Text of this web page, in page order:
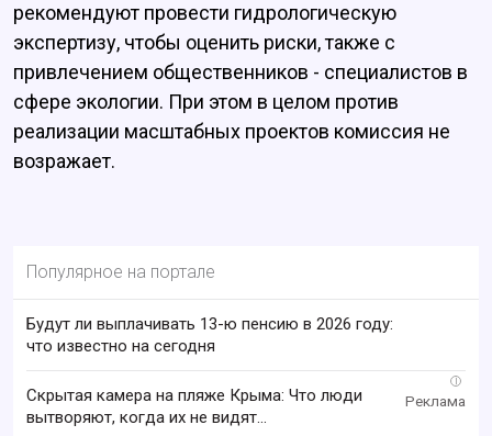
рекомендуют провести гидрологическую
экспертизу, чтобы оценить риски, также с
привлечением общественников - специалистов в
сфере экологии. При этом в целом против
реализации масштабных проектов комиссия не
возражает.
Популярное на портале
Будут ли выплачивать 13-ю пенсию в 2026 году:
что известно на сегодня
i
Скрытая камера на пляже Крыма: Что люди
вытворяют, когда их не видят...